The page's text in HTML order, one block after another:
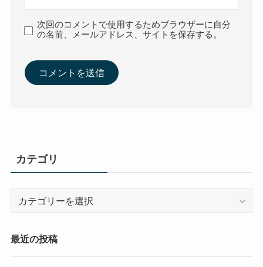
次回のコメントで使用するためブラウザーに自分
の名前、メールアドレス、サイトを保存する。
カテゴリ
リ
最近の投稿